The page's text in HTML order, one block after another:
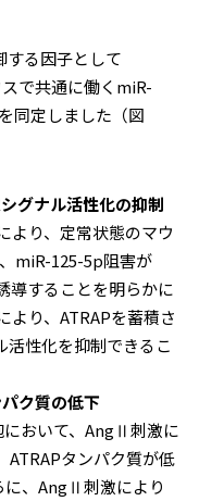
する因子として
で共通に働くmiR-
同定しました（図
グナル活性化の抑制
り、定常状態のマウ
miR-125-5p阻害が
導することを明らかに
より、ATRAPを蓄積さ
性化を抑制できるこ
ク質の低下
おいて、AngⅡ刺激に
ATRAPタンパク質が低
に、AngⅡ刺激により